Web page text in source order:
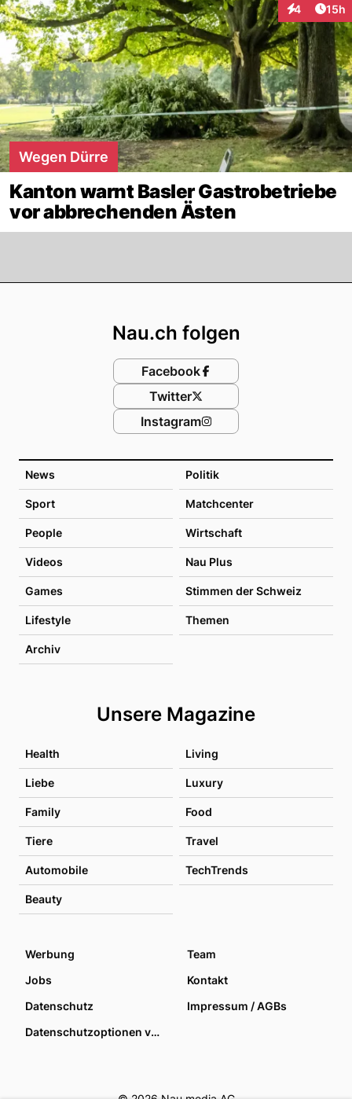
4
Interaktionen
15h
Wegen Dürre
Kanton warnt Basler Gastrobetriebe
vor abbrechenden Ästen
News Politik
Sport Matchcenter
People Wirtschaft
Videos Nau Plus
Games Stimmen der Schweiz
Lifestyle Themen
Archiv
Unsere Magazine
Health Living
Liebe Luxury
Family Food
Tiere Travel
Automobile TechTrends
Beauty
Nau.ch folgen
Facebook
Twitter
Instagram
Werbung
Team
Jobs
Kontakt
Datenschutz
Impressum / AGBs
Datenschutzoptionen verwalten